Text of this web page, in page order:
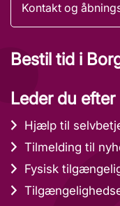
Kontakt og
Bestil tid i
Leder du efter
Hjælp til
Tilmelding til
Fysisk